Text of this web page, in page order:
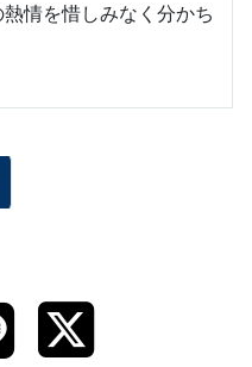
情を惜しみなく分かち